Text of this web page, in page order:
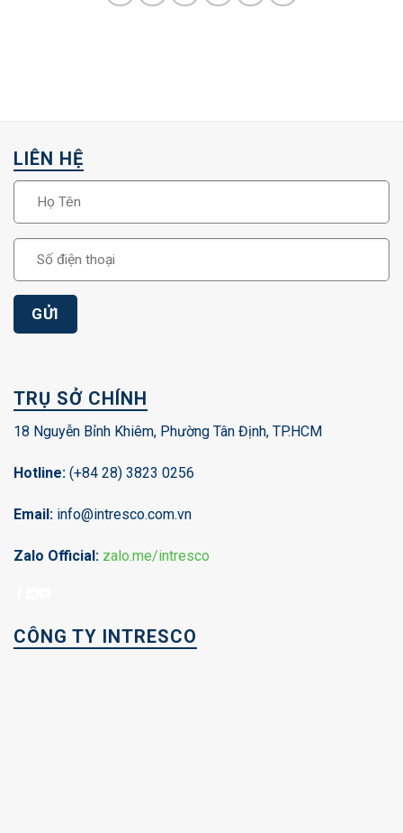
LIÊN HỆ
TRỤ SỞ CHÍNH
18 Nguyễn Bỉnh Khiêm, Phường Tân Định, TP.HCM
Hotline: (+84 28) 3823 0256
Email: info@intresco.com.vn
Zalo Official: zalo.me/intresco
CÔNG TY INTRESCO